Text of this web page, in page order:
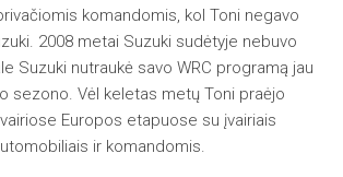
komandomis, kol Toni negavo
2008 metai Suzuki sudėtyje nebuvo
Suzuki nutraukė savo WRC programą jau
sezono. Vėl keletas metų Toni praėjo
Europos etapuose su įvairiais
ir komandomis.